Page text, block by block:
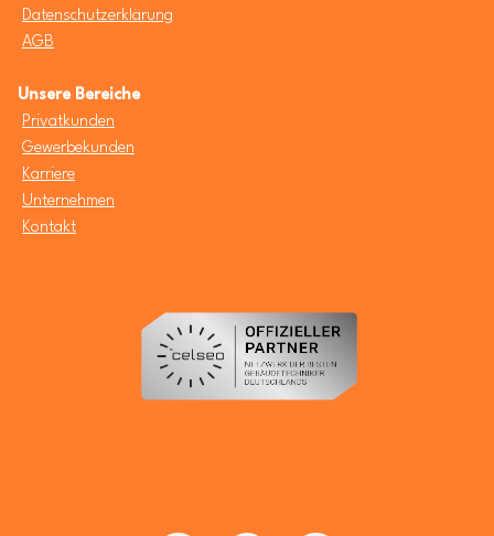
Datenschutzerklärung
AGB
Unsere Bereiche
Privatkunden
Gewerbekunden
Karriere
Unternehmen
Kontakt